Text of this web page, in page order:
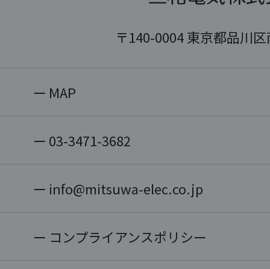
〒140-0004 東京都品川
MAP
03-3471-3682
info@mitsuwa-elec.co.jp
コンプライアンスポリシー